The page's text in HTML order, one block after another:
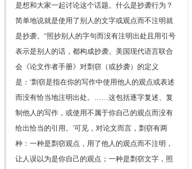
是想和大家一起讨论这个话题。什么是抄袭行为？
简单地说就是使用了别人的文字或观点而不注明就
是抄袭。“照抄别人的字句而没有注明出处且用引号
表示是别人的话，都构成抄袭。美国现代语言联合
会《论文作者手册》对剽窃（或抄袭）的定义
是：‘剽窃是指在你的写作中使用他人的观点或表述
而没有恰当地注明出处。……这包括逐字复述、复
制他人的写作，或使用不属于你自己的观点而没有
给出恰当的引用。’可见，对论文而言，剽窃有两
种：一种是剽窃观点，用了他人的观点而不注明，
让人误以为是你自己的观点；一种是剽窃文字，照